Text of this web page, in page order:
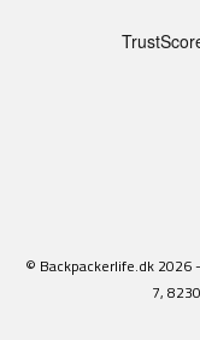
© Backpackerlife.dk 2026
7,